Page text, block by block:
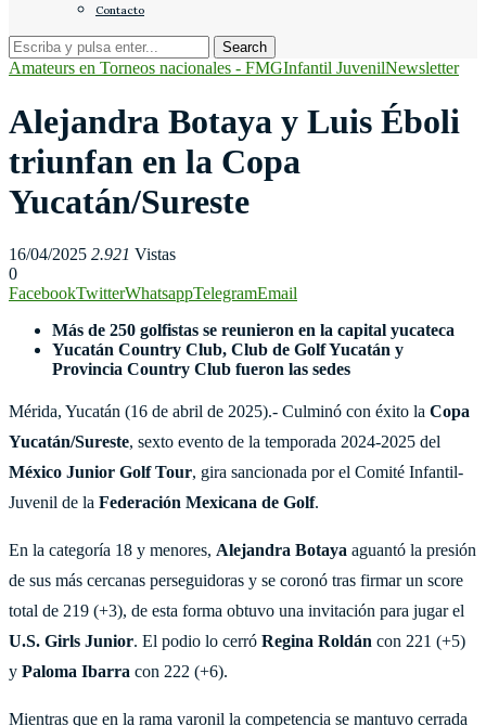
Contacto
Amateurs en Torneos nacionales - FMGInfantil JuvenilNewsletter
Alejandra Botaya y Luis Éboli
triunfan en la Copa
Yucatán/Sureste
16/04/2025 2.921 Vistas
0
FacebookTwitterWhatsappTelegramEmail
Más de 250 golfistas se reunieron en la capital yucateca
Yucatán Country Club, Club de Golf Yucatán y
Provincia Country Club fueron las sedes
Mérida, Yucatán (16 de abril de 2025).- Culminó con éxito la Copa
Yucatán/Sureste, sexto evento de la temporada 2024-2025 del
México Junior Golf Tour, gira sancionada por el Comité Infantil-
Juvenil de la Federación Mexicana de Golf.
En la categoría 18 y menores, Alejandra Botaya aguantó la presión
de sus más cercanas perseguidoras y se coronó tras firmar un score
total de 219 (+3), de esta forma obtuvo una invitación para jugar el
U.S. Girls Junior. El podio lo cerró Regina Roldán con 221 (+5)
y Paloma Ibarra con 222 (+6).
Mientras que en la rama varonil la competencia se mantuvo cerrada